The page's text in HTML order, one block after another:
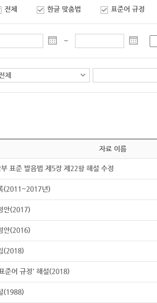
전체 한글 맞춤법 표준어 규정
~
자료 이름
표준 발음법 제5장 제22항 해설 수정
(2011~2017년)
안(2017)
안(2016)
(2018)
준어 규정' 해설(2018)
(1988)